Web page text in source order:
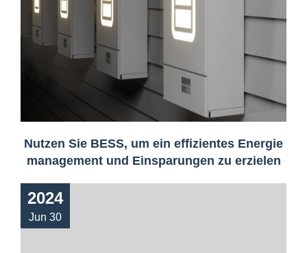
Nutzen Sie BESS, um ein effizientes Energie
management und Einsparungen zu erzielen
2024
Jun 30